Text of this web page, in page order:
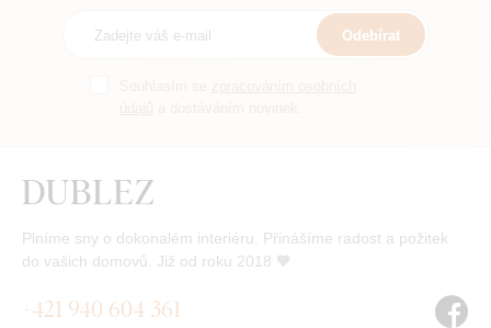
Odebírat
Plníme sny o dokonalém interiéru. Přinášíme radost a požitek
do vašich domovů. Již od roku 2018 🧡
+421 940 604 361